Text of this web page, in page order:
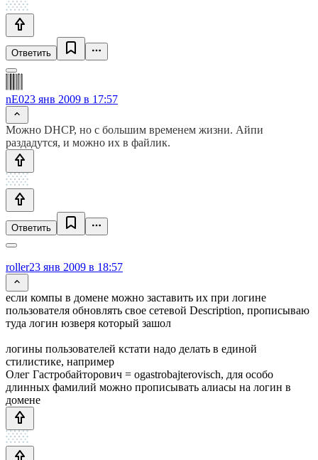
Ответить
nE023 янв 2009 в 17:57
Можно DHCP, но с большим временем жизни. Айпи
раздадутся, и можно их в файлик.
Ответить
roller23 янв 2009 в 18:57
если компы в домене можно заставить их при логине
пользователя обновлять свое сетевой Description, прописываю
туда логин юзверя который зашол
логины пользователей кстати надо делать в единой
стилистике, например
Олег Гастробайторович = ogastrobajterovisch, для особо
длинных фамилий можно прописывать алиасы на логин в
домене